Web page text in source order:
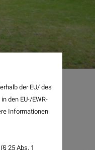
der EU/ des
den EU-/EWR-
Informationen
25 Abs. 1